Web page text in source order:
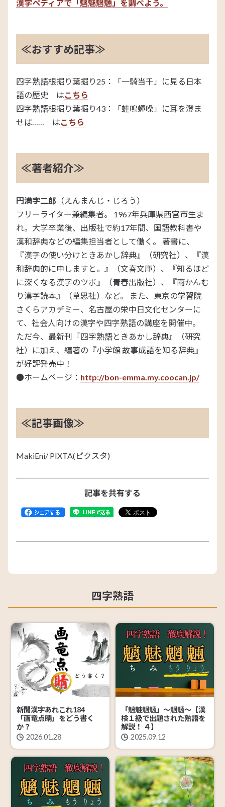
漢字ペディアで「魑魅魍魎」を調べよう。
≪おすすめ記事≫
四字熟語根掘り葉掘り25：「一騎当千」に見る日本
語の歴史 はこちら
四字熟語根掘り葉掘り43：「蛙鳴蟬噪」に耳を澄ま
せば…… はこちら
≪著者紹介≫
円満字二郎 （えんまんじ・じろう）
フリーライター兼編集者。 1967年兵庫県西宮市生ま
れ。大学卒業後、出版社で約17年間、国語教科書や
漢和辞典などの編集担当者として働く。 著書に、
『漢字の使い分けときあかし辞典』（研究社）、『漢
和辞典的に申しますと。』（文春文庫）、『知るほど
に深くなる漢字のツボ』（青春出版社）、『雨かんむ
り漢字読本』（草思社）など。 また、東京の学習院
さくらアカデミー、名古屋の栄中日文化センターに
て、社会人向けの漢字や四字熟語の講座を開催中。
ただ今、最新刊『四字熟語ときあかし辞典』（研究
社）に加え、編著の『小学館 故事成語を知る辞典』
が好評発売中！
●ホームページ： http://bon-emma.my.coocan.jp/
≪記事画像≫
MakiEni/ PIXTA(ピクスタ)
記事を共有する
四字熟語
新聞漢字あれこれ184
「画竜点睛」をどう書く
か？
2026.01.28
「魑魅魍魎」～魍魎～【漢
検１級で出題された熟語を
解説！ ４】
2025.09.12